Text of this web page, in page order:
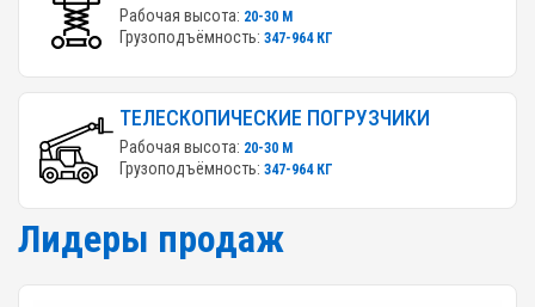
Рабочая высота: 20-30 М
Грузоподъёмность: 347-964 КГ
ТЕЛЕСКОПИЧЕСКИЕ ПОГРУЗЧИКИ
Рабочая высота: 20-30 М
Грузоподъёмность: 347-964 КГ
Лидеры продаж